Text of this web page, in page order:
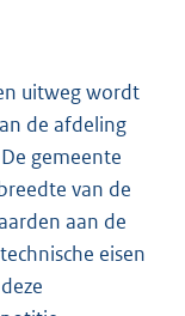
uitweg wordt
de afdeling
gemeente
van de
aan de
eisen